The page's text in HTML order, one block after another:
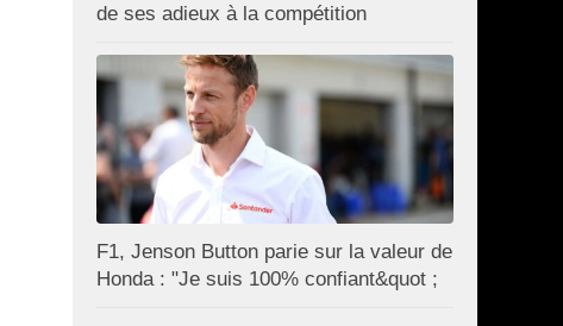
de ses adieux à la compétition
F1, Jenson Button parie sur la valeur de
Honda : "Je suis 100% confiant&quot ;